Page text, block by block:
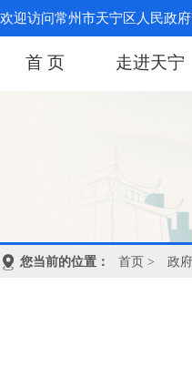
欢迎访问常州市天宁区人民政府
首 页 走进天宁
您当前的位置： 首页 > 政